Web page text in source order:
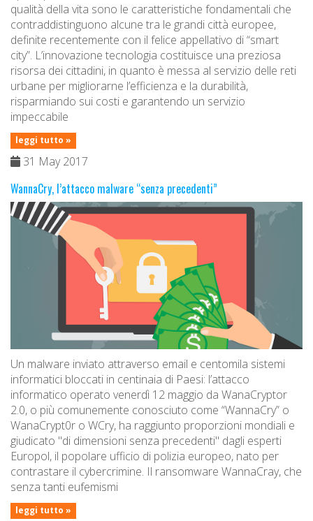
qualità della vita sono le caratteristiche fondamentali che
contraddistinguono alcune tra le grandi città europee,
definite recentemente con il felice appellativo di “smart
city”. L’innovazione tecnologia costituisce una preziosa
risorsa dei cittadini, in quanto è messa al servizio delle reti
urbane per migliorarne l’efficienza e la durabilità,
risparmiando sui costi e garantendo un servizio
impeccabile
leggi tutto »
31 May 2017
WannaCry, l’attacco malware “senza precedenti”
Un malware inviato attraverso email e centomila sistemi
informatici bloccati in centinaia di Paesi: l’attacco
informatico operato venerdì 12 maggio da WanaCryptor
2.0, o più comunemente conosciuto come “WannaCry” o
WanaCrypt0r o WCry, ha raggiunto proporzioni mondiali e
giudicato "di dimensioni senza precedenti" dagli esperti
Europol, il popolare ufficio di polizia europeo, nato per
contrastare il cybercrimine. Il ransomware WannaCray, che
senza tanti eufemismi
leggi tutto »